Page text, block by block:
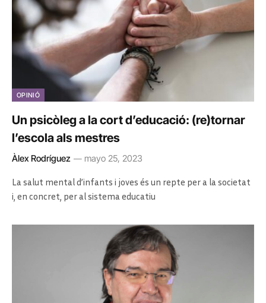
OPINIÓ
Un psicòleg a la cort d’educació: (re)tornar
l’escola als mestres
Àlex Rodríguez mayo 25, 2023
La salut mental d’infants i joves és un repte per a la societat
i, en concret, per al sistema educatiu